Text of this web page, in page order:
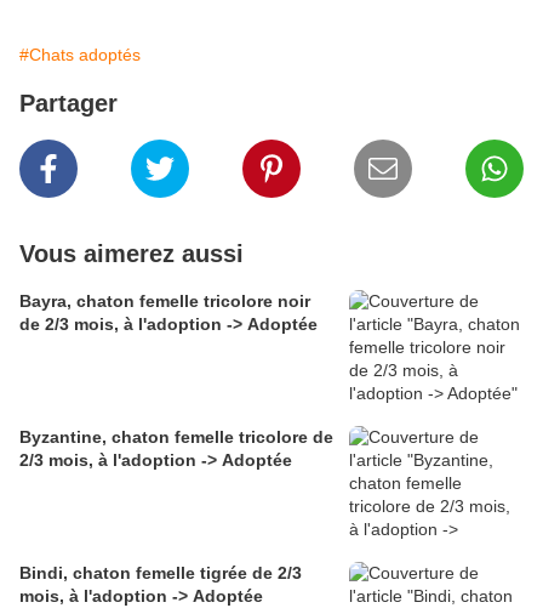
#Chats adoptés
Partager
Vous aimerez aussi
Bayra, chaton femelle tricolore noir
de 2/3 mois, à l'adoption -> Adoptée
Byzantine, chaton femelle tricolore de
2/3 mois, à l'adoption -> Adoptée
Bindi, chaton femelle tigrée de 2/3
mois, à l'adoption -> Adoptée